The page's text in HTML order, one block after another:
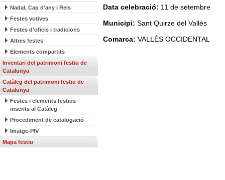
Nadal, Cap d'any i Reis
Festes votives
Festes d'oficis i tradicions
Altres festes
Elements compartits
Inventari del patrimoni festiu de
Catalunya
Catàleg del patrimoni festiu de
Catalunya
Festes i elements festius
inscrits al Catàleg
Procediment de catalogació
Imatge-PIV
Mapa festiu
Data celebració: 11 de setembre
Municipi: Sant Quirze del Vallès
Comarca: VALLÈS OCCIDENTAL